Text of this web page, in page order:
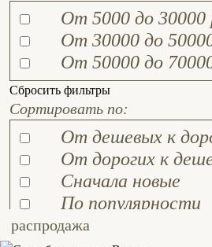
От 5000 до 30000
От 30000 до
От 50000 до
Сбросить фильтры
Сортировать по:
От дешевых к
От дорогих к
Сначала новые
По популярности
распродажа